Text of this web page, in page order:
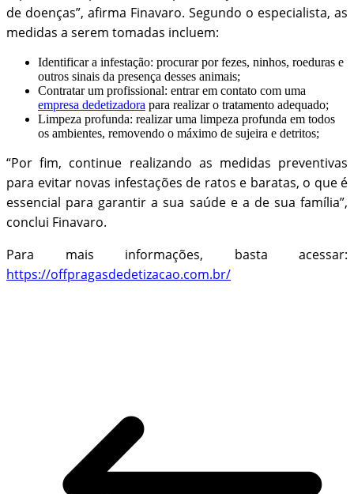
de doenças”, afirma Finavaro. Segundo o especialista, as
medidas a serem tomadas incluem:
Identificar a infestação: procurar por fezes, ninhos, roeduras e
outros sinais da presença desses animais;
Contratar um profissional: entrar em contato com uma
empresa dedetizadora para realizar o tratamento adequado;
Limpeza profunda: realizar uma limpeza profunda em todos
os ambientes, removendo o máximo de sujeira e detritos;
“Por fim, continue realizando as medidas preventivas
para evitar novas infestações de ratos e baratas, o que é
essencial para garantir a sua saúde e a de sua família”,
conclui Finavaro.
Para mais informações, basta acessar:
https://offpragasdedetizacao.com.br/